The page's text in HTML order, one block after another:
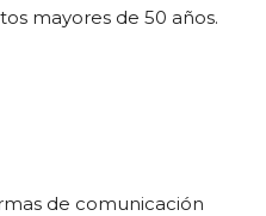
mayores de 50 años.
de comunicación